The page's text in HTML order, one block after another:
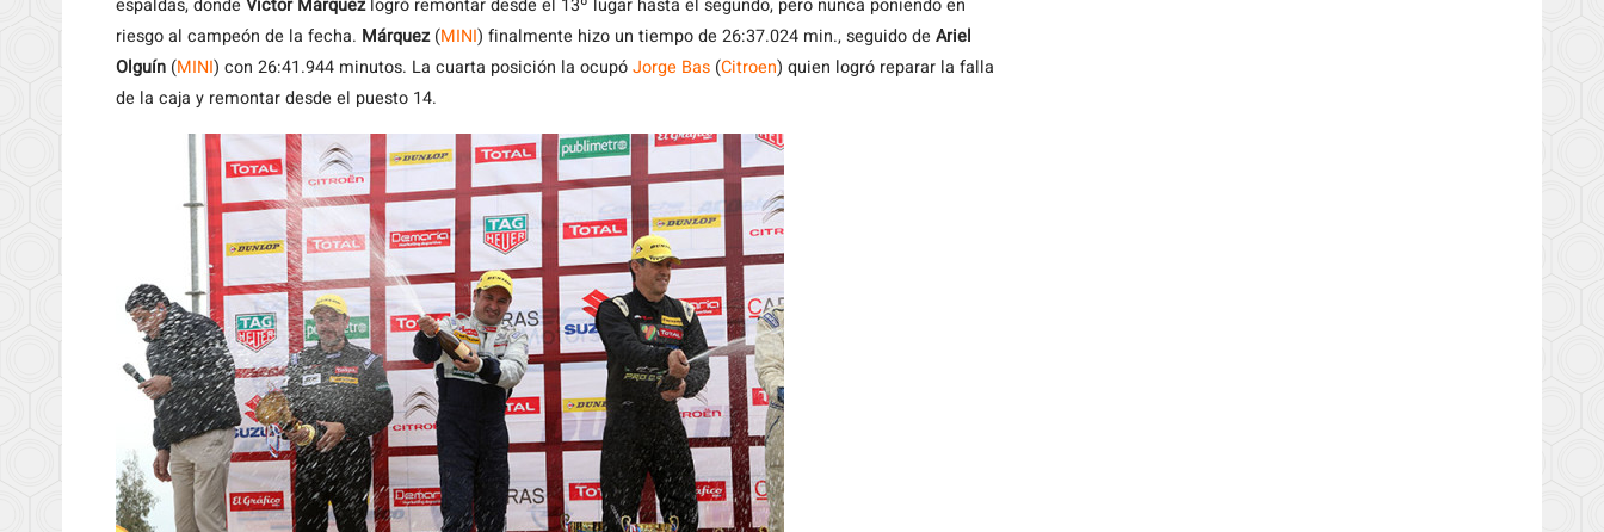
espaldas, donde Víctor Márquezlogró remontar desde el 13º lugar hasta el segundo, pero nunca poniendo en
riesgo al campeón de la fecha. Márquez(MINI) finalmente hizo un tiempo de 26:37.024 min., seguido de Ariel
Olguín (MINI) con 26:41.944 minutos. La cuarta posición la ocupóJorge Bas (Citroen) quien logró reparar la falla
de la caja y remontar desde el puesto 14.